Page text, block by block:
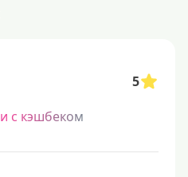
5
с кэшбеком